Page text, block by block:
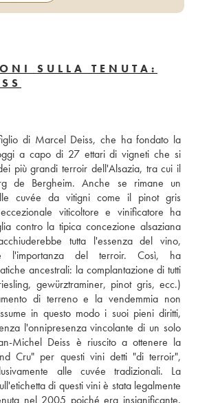
SULLA TENUTA:
di Marcel Deiss, che ha fondato la
a capo di 27 ettari di vigneti che si
più grandi terroir dell'Alsazia, tra cui il
de Bergheim. Anche se rimane un
cuvée da vitigni come il pinot gris
viticoltore e vinificatore ha
contro la tipica concezione alsaziana
tutta l'essenza del vino,
l'importanza del terroir. Così, ha
ancestrali: la complantazione di tutti
gewürztraminer, pinot gris, ecc.)
di terreno e la vendemmia non
in questo modo i suoi pieni diritti,
l'onnipresenza vincolante di un solo
Michel Deiss è riuscito a ottenere la
Cru" per questi vini detti "di terroir",
alle cuvée tradizionali. La
di questi vini è stata legalmente
nel 2005 poiché era insignificante.